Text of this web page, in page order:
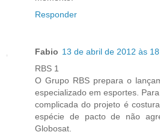
Responder
Fabio 13 de abril de 2012 às
RBS 1
O Grupo RBS prepara o
especializado em esportes.
complicada do projeto é
espécie de pacto de não
Globosat.